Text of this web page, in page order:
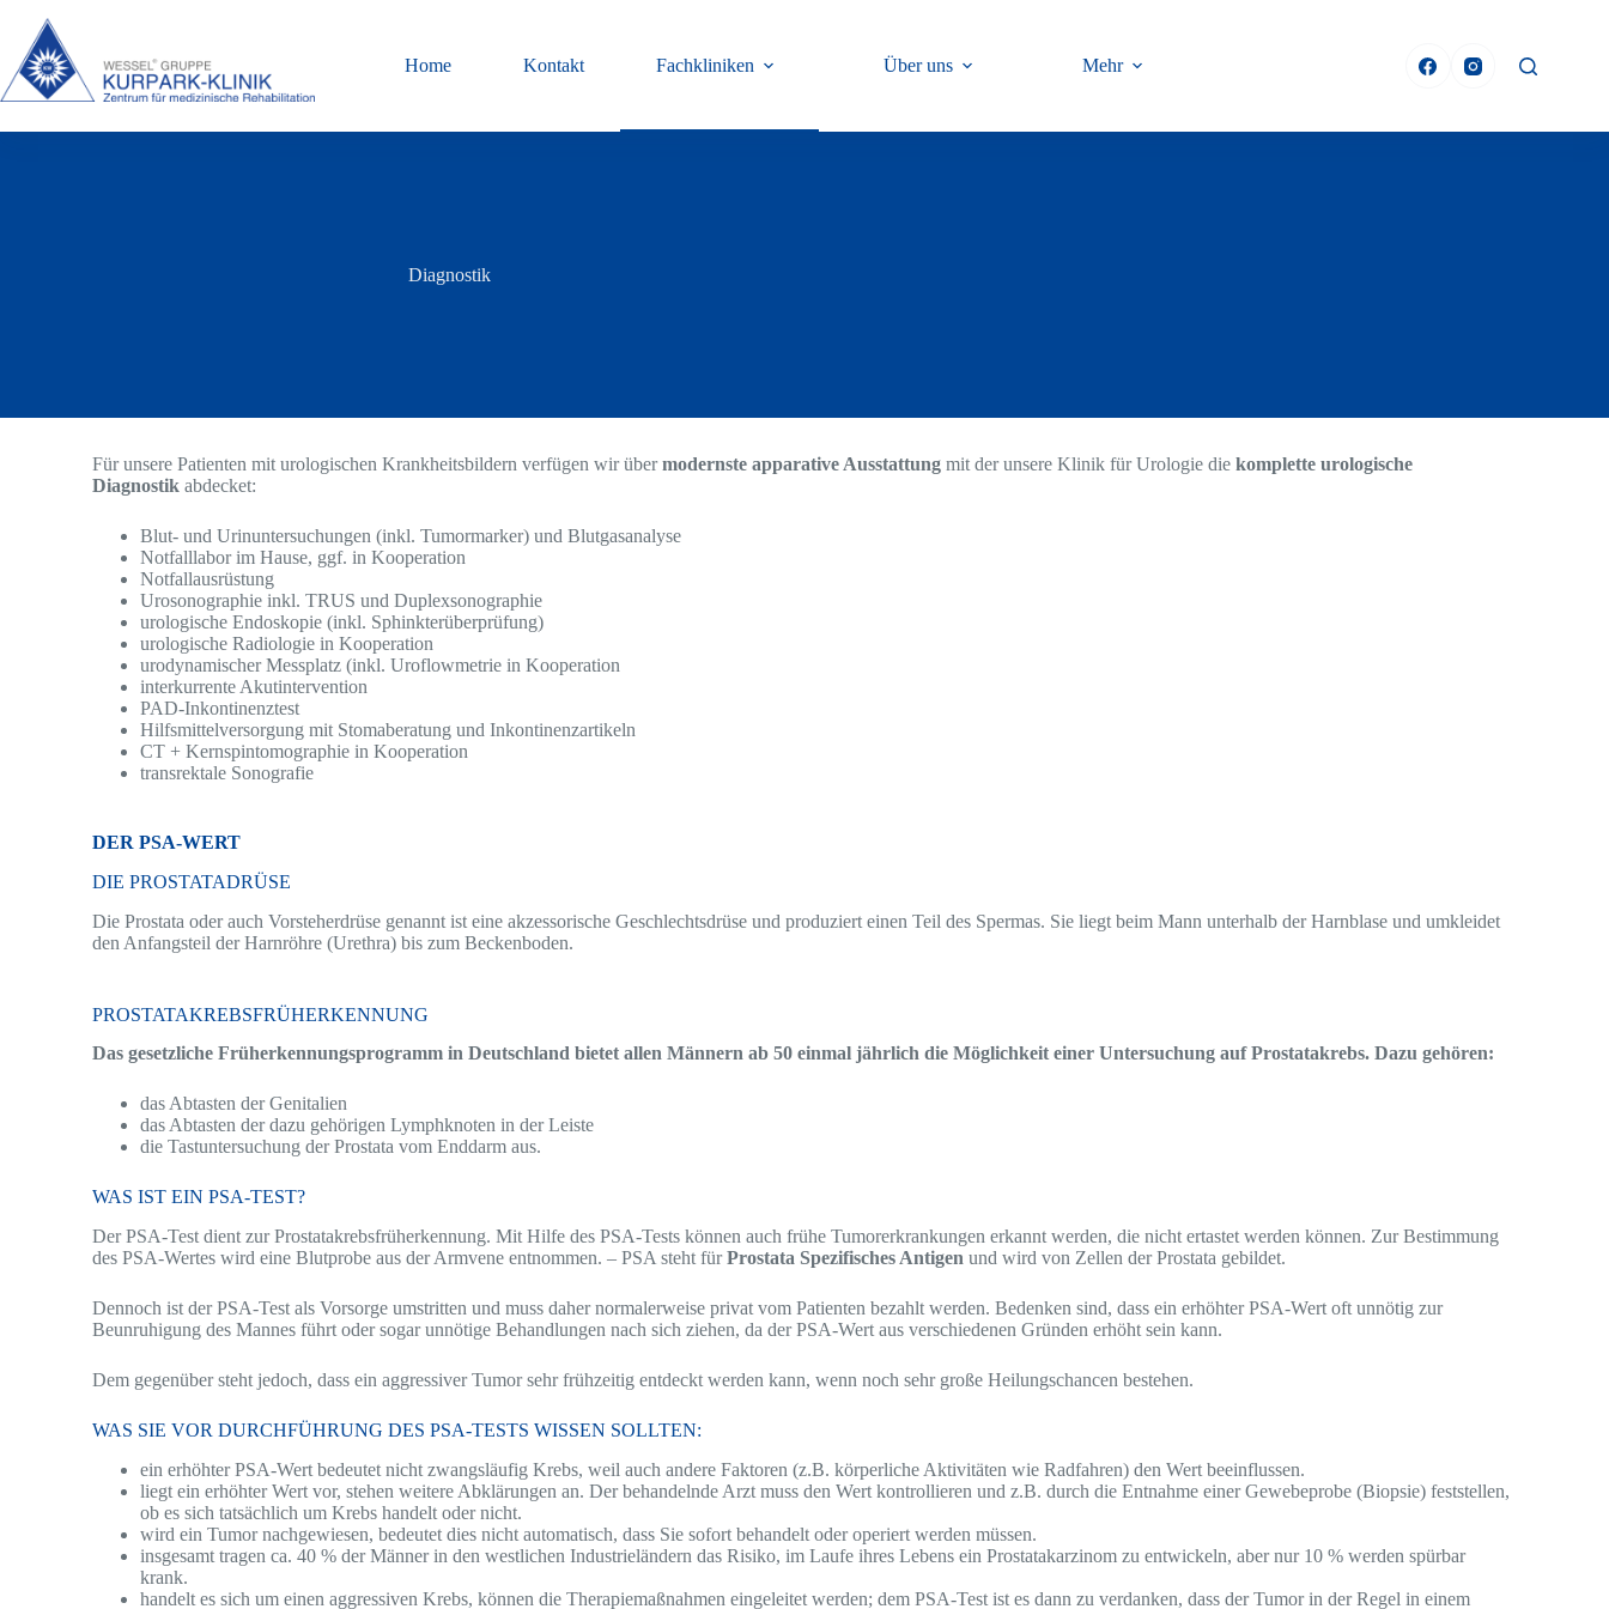
Home Kontakt Fachkliniken Über uns Mehr
Diagnostik
Für unsere Patienten mit urologischen Krankheitsbildern verfügen wir übermodernste apparative Ausstattung mit der unsere Klinik für Urologie diekomplette urologische
Diagnostik abdecket:
Blut- und Urinuntersuchungen (inkl. Tumormarker) und Blutgasanalyse
Notfalllabor im Hause, ggf. in Kooperation
Notfallausrüstung
Urosonographie inkl. TRUS und Duplexsonographie
urologische Endoskopie (inkl. Sphinkterüberprüfung)
urologische Radiologie in Kooperation
urodynamischer Messplatz (inkl. Uroflowmetrie in Kooperation
interkurrente Akutintervention
PAD-Inkontinenztest
Hilfsmittelversorgung mit Stomaberatung und Inkontinenzartikeln
CT + Kernspintomographie in Kooperation
transrektale Sonografie
DER PSA-WERT
DIE PROSTATADRÜSE
Die Prostata oder auch Vorsteherdrüse genannt ist eine akzessorische Geschlechtsdrüse und produziert einen Teil des Spermas. Sie liegt beim Mann unterhalb der Harnblase und umkleidet
den Anfangsteil der Harnröhre (Urethra) bis zum Beckenboden.
PROSTATAKREBSFRÜHERKENNUNG
Das gesetzliche Früherkennungsprogramm in Deutschland bietet allen Männern ab 50 einmal jährlich die Möglichkeit einer Untersuchung auf Prostatakrebs. Dazu gehören:
das Abtasten der Genitalien
das Abtasten der dazu gehörigen Lymphknoten in der Leiste
die Tastuntersuchung der Prostata vom Enddarm aus.
WAS IST EIN PSA-TEST?
Der PSA-Test dient zur Prostatakrebsfrüherkennung. Mit Hilfe des PSA-Tests können auch frühe Tumorerkrankungen erkannt werden, die nicht ertastet werden können. Zur Bestimmung
des PSA-Wertes wird eine Blutprobe aus der Armvene entnommen. – PSA steht fürProstata Spezifisches Antigen und wird von Zellen der Prostata gebildet.
Dennoch ist der PSA-Test als Vorsorge umstritten und muss daher normalerweise privat vom Patienten bezahlt werden. Bedenken sind, dass ein erhöhter PSA-Wert oft unnötig zur
Beunruhigung des Mannes führt oder sogar unnötige Behandlungen nach sich ziehen, da der PSA-Wert aus verschiedenen Gründen erhöht sein kann.
Dem gegenüber steht jedoch, dass ein aggressiver Tumor sehr frühzeitig entdeckt werden kann, wenn noch sehr große Heilungschancen bestehen.
WAS SIE VOR DURCHFÜHRUNG DES PSA-TESTS WISSEN SOLLTEN:
ein erhöhter PSA-Wert bedeutet nicht zwangsläufig Krebs, weil auch andere Faktoren (z.B. körperliche Aktivitäten wie Radfahren) den Wert beeinflussen.
liegt ein erhöhter Wert vor, stehen weitere Abklärungen an. Der behandelnde Arzt muss den Wert kontrollieren und z.B. durch die Entnahme einer Gewebeprobe (Biopsie) feststellen,
ob es sich tatsächlich um Krebs handelt oder nicht.
wird ein Tumor nachgewiesen, bedeutet dies nicht automatisch, dass Sie sofort behandelt oder operiert werden müssen.
insgesamt tragen ca. 40 % der Männer in den westlichen Industrieländern das Risiko, im Laufe ihres Lebens ein Prostatakarzinom zu entwickeln, aber nur 10 % werden spürbar
krank.
handelt es sich um einen aggressiven Krebs, können die Therapiemaßnahmen eingeleitet werden; dem PSA-Test ist es dann zu verdanken, dass der Tumor in der Regel in einem